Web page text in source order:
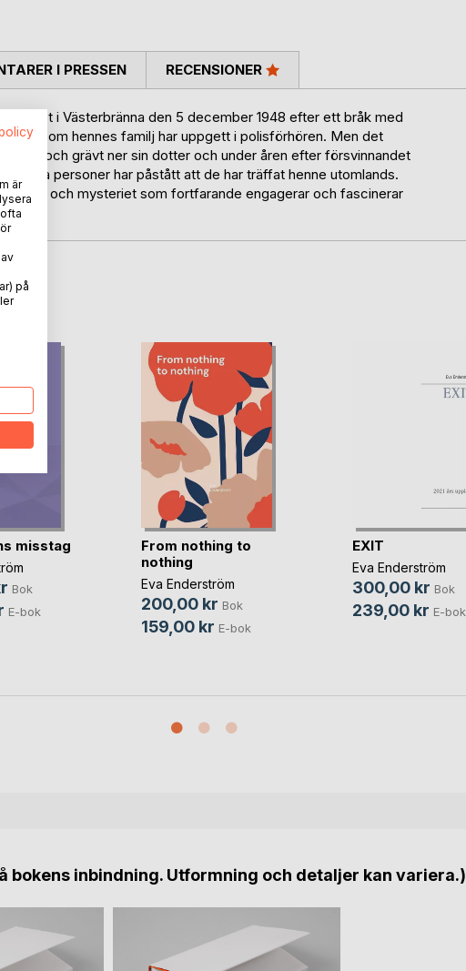
i Västerbränna den 5 december 1948 efter ett bråk med
som hennes familj har uppgett i polisförhören. Men det
och grävt ner sin dotter och under åren efter försvinnandet
flera personer har påstått att de har träffat henne utomlands.
gåtan och mysteriet som fortfarande engagerar och fascinerar
I PRESSEN RECENSIONER
misstag
Bok
E-bok
From nothing to
nothing
Eva Enderström
200,00 kr Bok
159,00 kr E-bok
EXIT
Eva Enderström
300,00 kr Bok
239,00 kr E-bok
bokens inbindning. Utformning och detaljer kan variera.)
är
på